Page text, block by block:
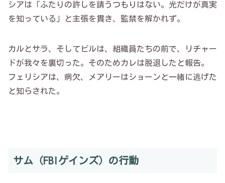
シアは「ふたりの許しを請うつもりはない。光だけが真実
を知っている」と主張を貫き、監禁を解かれず。
カルとサラ、そしてビルは、組織員たちの前で、リチャー
ドが我々を裏切った。そのためカレは脱退したと報告。
フェリシアは、病欠、メアリーはショーンと一緒に逃げた
と知らされた。
サム（FBIゲインズ）の行動